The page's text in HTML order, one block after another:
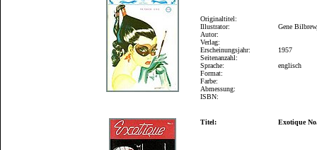
Originaltitel:
Illustrator:
Autor:
Verlag:
Erscheinungsjahr:
Seitenanzahl:
Sprache:
Format:
Farbe:
Abmessung:
ISBN:
Gene
1957
englisch
Titel: Exotique